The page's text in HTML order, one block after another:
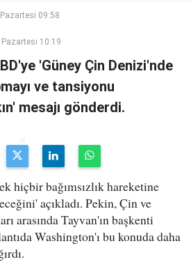
09:58
Pazartesi 10:19
'Güney Çin Denizi'nde
ve tansiyonu
mesajı gönderdi.
hiçbir bağımsızlık hareketine
açıkladı. Pekin, Çin ve
arasında Tayvan'ın başkenti
Washington'ı bu konuda daha